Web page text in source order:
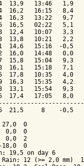
13,9   13:46   1,9
16,2   16:15   8,4
16,3   13:22   9,7
16,5   02:22   5,1
12,4   10:07   3,3
13,8   10:21   2,2
14,6   15:16  -0,5
16,0   14:48   0,0
15,8   15:04   9,3
16,1   15:18   7,1
17,8   10:35   4,0
16,3   15:35   4,2
13,1   15:54   9,3
17,4   17:05   8,0
21,5     8    -0,5
27,0  0
0,0  0
0,0  2
18,0  0
19,5 on day 6
Rain: 12 (>= 2,0 mm)